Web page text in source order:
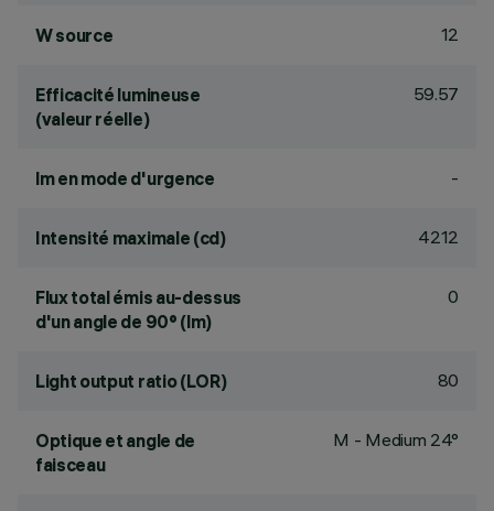
W source 12
Efficacité lumineuse
(valeur réelle)
59.57
lm en mode d'urgence -
Intensité maximale (cd) 4212
Flux total émis au-dessus
d'un angle de 90° (lm)
0
Light output ratio (LOR) 80
Optique et angle de
faisceau
M - Medium 24°